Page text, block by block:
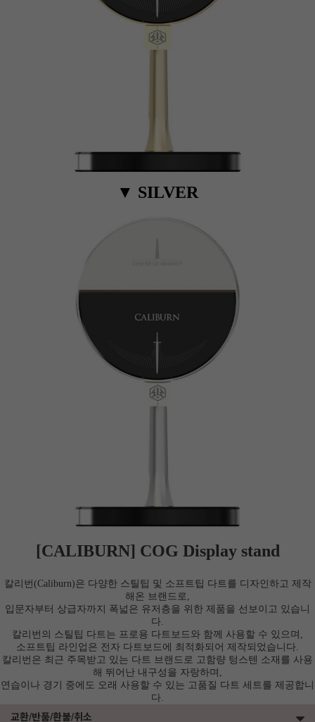
페이코 ID로 페
이코 라이프 하
PAYCO 바로구매
▼ SILVER
[CALIBURN] COG Display stand
칼리번(Caliburn)은 다양한 스틸팁 및 소프트팁 다트를 디자인하고 제작
해온 브랜드로,
입문자부터 상급자까지 폭넓은 유저층을 위한 제품을 선보이고 있습니
다.
칼리번의 스틸팁 다트는 프로용 다트보드와 함께 사용할 수 있으며,
소프트팁 라인업은 전자 다트보드에 최적화되어 제작되었습니다.
칼리번은 최근 주목받고 있는 다트 브랜드로 고함량 텅스텐 소재를 사용
해 뛰어난 내구성을 자랑하며,
연습이나 경기 중에도 오래 사용할 수 있는 고품질 다트 세트를 제공합니
다.
교환/반품/환불/취소